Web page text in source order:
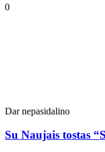
0
Dar nepasidalino
Su Naujais tostas